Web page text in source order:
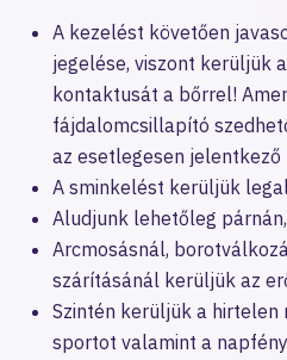
A kezelést követően
jegelése, viszont kerüljük
kontaktusát a bőrrel!
fájdalomcsillapító
az esetlegesen
A sminkelést kerüljük
Aludjunk lehetőleg
Arcmosásnál,
szárításánál kerüljük az
Szintén kerüljük a
sportot valamint a